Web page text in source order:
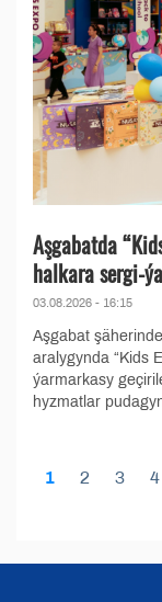
Aşgabatda
halkara sergi-
03.08.2026 - 16:15
Aşgabat
aralygynda “Kids
ýarmarkasy
hyzmatlar
1 2 3 4